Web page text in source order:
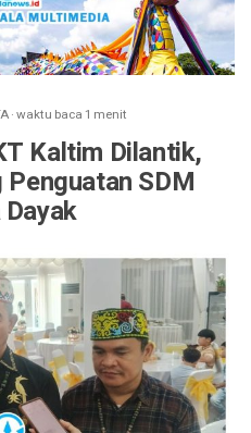
·waktu baca 1 menit
Kaltim Dilantik,
SDM